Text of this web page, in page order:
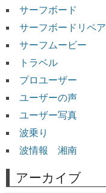
サーフボード
サーフボードリペア
サーフムービー
トラベル
プロユーザー
ユーザーの声
ユーザー写真
波乗り
波情報 湘南
アーカイブ